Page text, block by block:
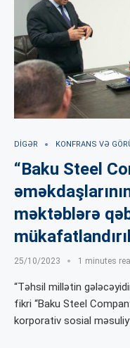
DIGƏR KONFRANS VƏ
“Baku Steel
məktəblərə
25/10/2023 1 minutes
“Təhsil millətin
fikri “Baku Steel
korporativ sosial